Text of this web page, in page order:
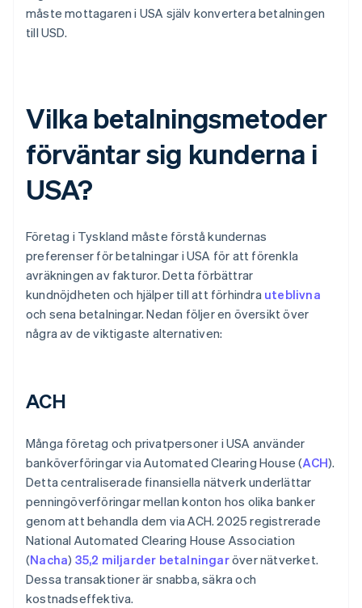
måste mottagaren i USA själv konvertera betalningen
till USD.
Vilka betalningsmetoder
förväntar sig kunderna i
USA?
Företag i Tyskland måste förstå kundernas
preferenser för betalningar i USA för att förenkla
avräkningen av fakturor. Detta förbättrar
kundnöjdheten och hjälper till att förhindra uteblivna
och sena betalningar. Nedan följer en översikt över
några av de viktigaste alternativen:
ACH
Många företag och privatpersoner i USA använder
banköverföringar via Automated Clearing House (ACH).
Detta centraliserade finansiella nätverk underlättar
penningöverföringar mellan konton hos olika banker
genom att behandla dem via ACH. 2025 registrerade
National Automated Clearing House Association
(Nacha) 35,2 miljarder betalningaröver nätverket.
Dessa transaktioner är snabba, säkra och
kostnadseffektiva.